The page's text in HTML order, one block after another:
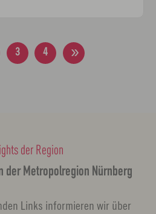
3 4
der Metropolregion Nürnberg
der Region
Links informieren wir über